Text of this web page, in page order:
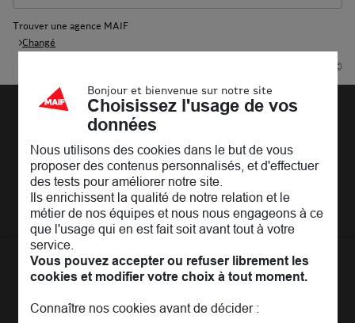
Trouver une agence MAIF
Changé
evermaps ©
Découvrir la MAIF
L'Entreprise
MAIF Recrute
Espace presse
MAIF MAG
MAIF Evénements
MAIF Social Club
Pages les plus consultées
Assurance auto
Assurance moto
Crédit auto
Assurance habitation jeunes
Assurance habitation
Nos conseils
FAQ
Conseils de prévention
Solutions éducatives
Sociétaires à l'étranger
Achat immobilier
LaCommunautéMAIF
Un espace réservé aux sociétaires pouréchanger,
Bonjour et bienvenue sur notre site
Choisissez l'usage de vos
données
Nous utilisons des cookies dans le but de vous
proposer des contenus personnalisés, et d'effectuer
des tests pour améliorer notre site.
Ils enrichissent la qualité de notre relation et le
métier de nos équipes et nous nous engageons à ce
que l'usage qui en est fait soit avant tout à votre
service.
Vous pouvez accepter ou refuser librement les
cookies et modifier votre choix à tout moment.
Connaître nos cookies avant de décider :